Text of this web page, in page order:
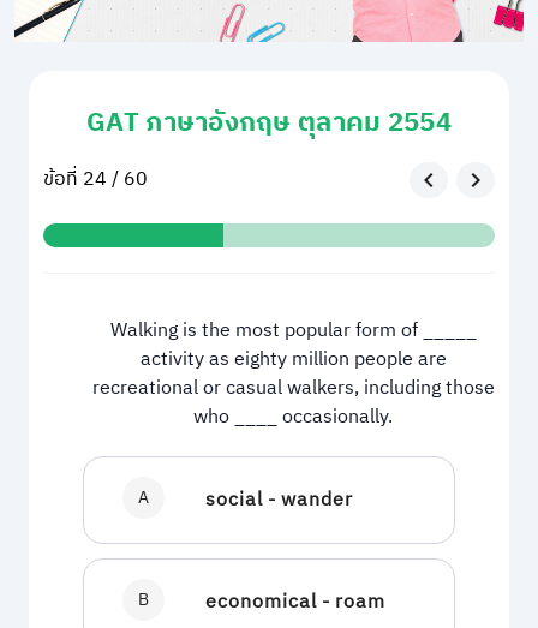
GAT ภาษาอังกฤษ ตุลาคม 2554
ข้อที่ 24 / 60
Walking is the most popular form of _____
activity as eighty million people are
recreational or casual walkers, including those
who ____ occasionally.
A social - wander
B economical - roam